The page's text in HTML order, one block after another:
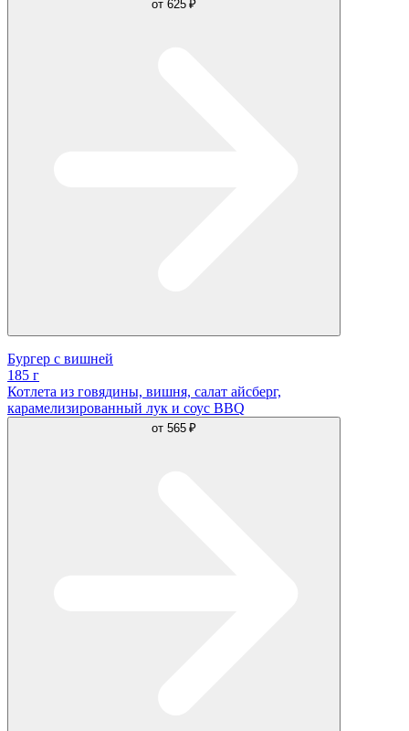
от 625 ₽
Бургер с вишней
185 г
Котлета из говядины, вишня, салат айсберг,
карамелизированный лук и соус BBQ
от 565 ₽